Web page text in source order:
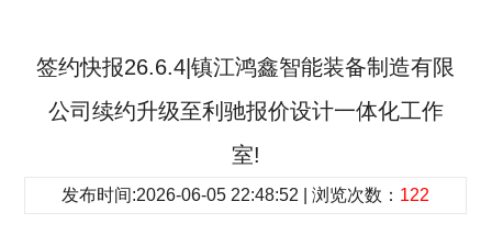
签约快报26.6.4|镇江鸿鑫智能装备制造有限
公司续约升级至利驰报价设计一体化工作
室!
发布时间:2026-06-05 22:48:52 | 浏览次数： 122